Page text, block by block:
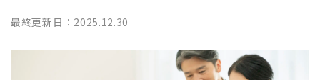
振る舞いについては趣旨を理解し...
最終更新日：2025.12.30